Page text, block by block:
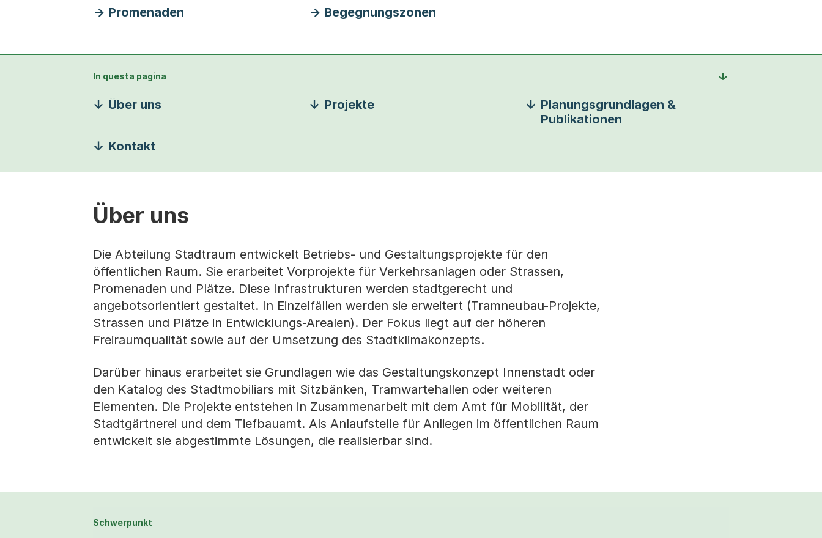
Promenaden Begegnungszonen
In questa pagina
Über uns Projekte
Planungsgrundlagen &
Publikationen
Kontakt
Über uns
Die Abteilung Stadtraum entwickelt Betriebs- und Gestaltungsprojekte für den
öffentlichen Raum. Sie erarbeitet Vorprojekte für Verkehrsanlagen oder Strassen,
Promenaden und Plätze. Diese Infrastrukturen werden stadtgerecht und
angebotsorientiert gestaltet. In Einzelfällen werden sie erweitert (Tramneubau-Projekte,
Strassen und Plätze in Entwicklungs-Arealen). Der Fokus liegt auf der höheren
Freiraumqualität sowie auf der Umsetzung des Stadtklimakonzepts.
Darüber hinaus erarbeitet sie Grundlagen wie das Gestaltungskonzept Innenstadt oder
den Katalog des Stadtmobiliars mit Sitzbänken, Tramwartehallen oder weiteren
Elementen. Die Projekte entstehen in Zusammenarbeit mit dem Amt für Mobilität, der
Stadtgärtnerei und dem Tiefbauamt. Als Anlaufstelle für Anliegen im öffentlichen Raum
entwickelt sie abgestimmte Lösungen, die realisierbar sind.
Schwerpunkt